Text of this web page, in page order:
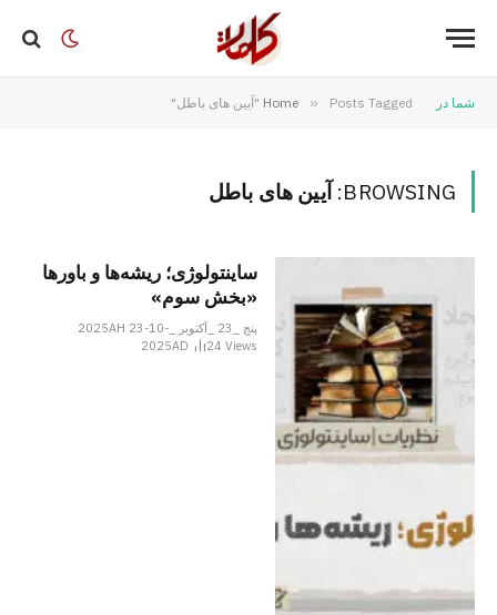
شما در Home » Posts Tagged "آیین های باطل"
BROWSING: آیین های باطل
ساینتولوژی؛ ریشه‌ها و باورها
«بخش سوم»
پنج _23 _آکتوبر _2025AH 23-10-
2025AD
24Views